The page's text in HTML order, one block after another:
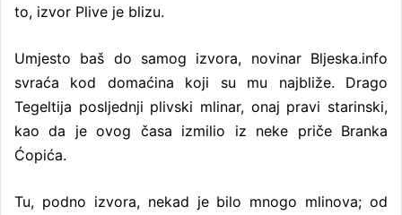
to, izvor Plive je blizu.
Umjesto baš do samog izvora, novinar Bljeska.info
svraća kod domaćina koji su mu najbliže. Drago
Tegeltija posljednji plivski mlinar, onaj pravi starinski,
kao da je ovog časa izmilio iz neke priče Branka
Ćopića.
Tu, podno izvora, nekad je bilo mnogo mlinova; od